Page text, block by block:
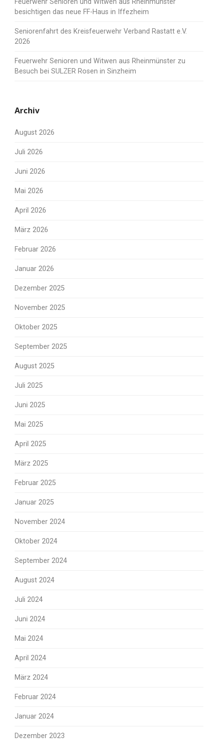
Feuerwehr Senioren und Witwen aus Rheinmünster
besichtigen das neue FF-Haus in Iffezheim
Seniorenfahrt des Kreisfeuerwehr Verband Rastatt e.V.
2026
Feuerwehr Senioren und Witwen aus Rheinmünster zu
Besuch bei SULZER Rosen in Sinzheim
Archiv
August 2026
Juli 2026
Juni 2026
Mai 2026
April 2026
März 2026
Februar 2026
Januar 2026
Dezember 2025
November 2025
Oktober 2025
September 2025
August 2025
Juli 2025
Juni 2025
Mai 2025
April 2025
März 2025
Februar 2025
Januar 2025
November 2024
Oktober 2024
September 2024
August 2024
Juli 2024
Juni 2024
Mai 2024
April 2024
März 2024
Februar 2024
Januar 2024
Dezember 2023